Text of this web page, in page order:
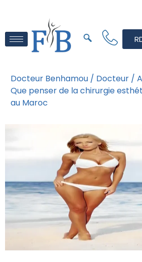
Docteur Benhamou / Docteur /
Que penser de la chirurgie
au Maroc